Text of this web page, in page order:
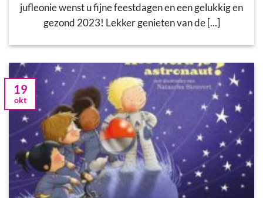
jufleonie wenst u fijne feestdagen en een gelukkig en
gezond 2023! Lekker genieten van de [...]
19
okt